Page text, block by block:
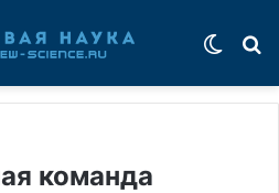
команда